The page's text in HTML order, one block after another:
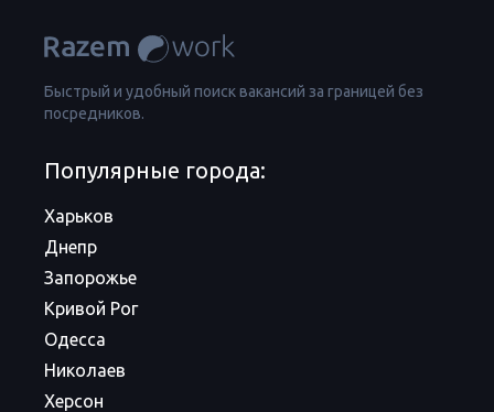
Быстрый и удобный поиск вакансий за границей без
посредников.
Популярные города:
Харьков
Днепр
Запорожье
Кривой Рог
Одесса
Николаев
Херсон